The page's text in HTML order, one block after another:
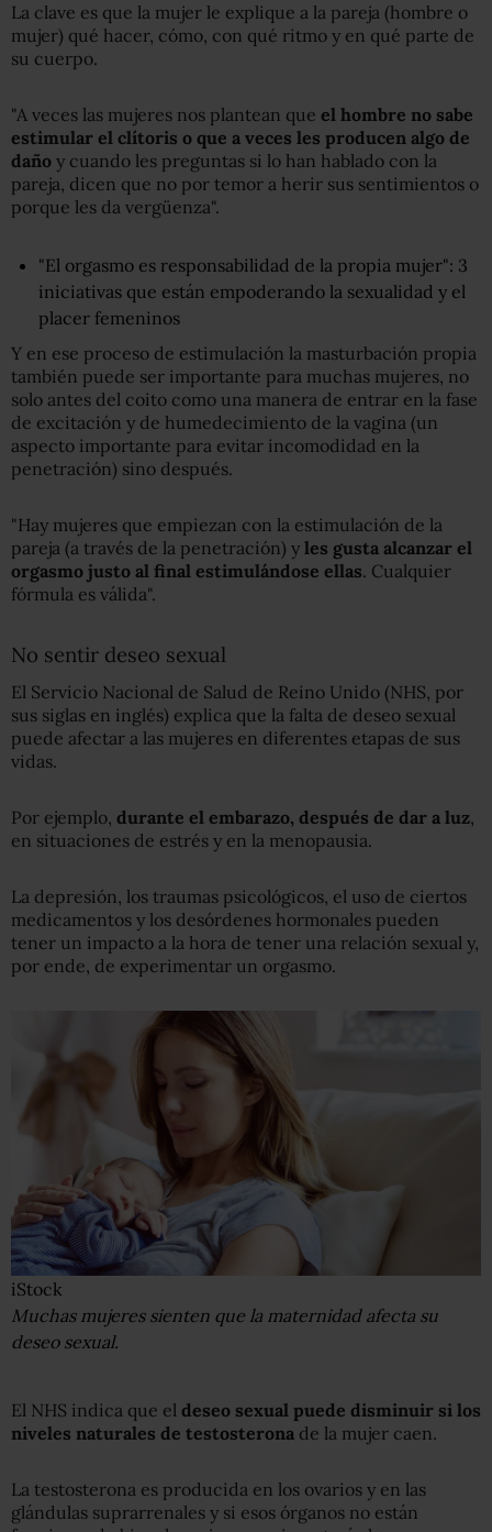
La clave es que la mujer le explique a la pareja (hombre o
mujer) qué hacer, cómo, con qué ritmo y en qué parte de
su cuerpo.
"A veces las mujeres nos plantean que el hombre no sabe
estimular el clítoris o que a veces les producen algo de
daño y cuando les preguntas si lo han hablado con la
pareja, dicen que no por temor a herir sus sentimientos o
porque les da vergüenza".
"El orgasmo es responsabilidad de la propia mujer": 3
iniciativas que están empoderando la sexualidad y el
placer femeninos
Y en ese proceso de estimulación la masturbación propia
también puede ser importante para muchas mujeres, no
solo antes del coito como una manera de entrar en la fase
de excitación y de humedecimiento de la vagina (un
aspecto importante para evitar incomodidad en la
penetración) sino después.
"Hay mujeres que empiezan con la estimulación de la
pareja (a través de la penetración) y les gusta alcanzar el
orgasmo justo al final estimulándose ellas. Cualquier
fórmula es válida".
No sentir deseo sexual
El Servicio Nacional de Salud de Reino Unido (NHS, por
sus siglas en inglés) explica que la falta de deseo sexual
puede afectar a las mujeres en diferentes etapas de sus
vidas.
Por ejemplo, durante el embarazo, después de dar a luz,
en situaciones de estrés y en la menopausia.
La depresión, los traumas psicológicos, el uso de ciertos
medicamentos y los desórdenes hormonales pueden
tener un impacto a la hora de tener una relación sexual y,
por ende, de experimentar un orgasmo.
iStock
Muchas mujeres sienten que la maternidad afecta su
deseo sexual.
El NHS indica que el deseo sexual puede disminuir si los
niveles naturales de testosterona de la mujer caen.
La testosterona es producida en los ovarios y en las
glándulas suprarrenales y si esos órganos no están